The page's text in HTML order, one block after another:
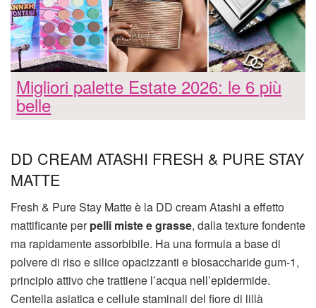
Migliori palette Estate 2026: le 6 più
belle
DD CREAM ATASHI FRESH & PURE STAY
MATTE
Fresh & Pure Stay Matte è la DD cream Atashi a effetto
mattificante perpelli miste e grasse, dalla texture fondente
ma rapidamente assorbibile. Ha una formula a base di
polvere di riso e silice opacizzanti e biosaccharide gum-1,
principio attivo che trattiene l’acqua nell’epidermide.
Centella asiatica e cellule staminali del fiore di lillà